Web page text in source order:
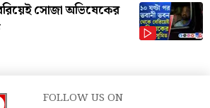
সোজা অভিষেকের
FOLLOW US ON